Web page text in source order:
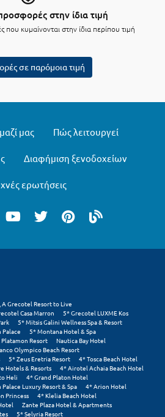
στην ίδια τιμή
κυμαίνονται στην ίδια περίπου τιμή
σε παρόμοια τιμή
μας Πώς λειτουργεί
Διαφήμιση ξενοδοχείων
ερωτήσεις
Grecotel Resort to Live
Casa Marron
5* Grecotel LUXME Kos
5* Mitsis Galini Wellness Spa & Resort
5* Montana Hotel & Spa
Resort
Nautica Bay Hotel
Olympico Beach Resort
5* Zeus Eretria Resort
4* Tosca Beach Hotel
Hotels & Resorts
4* Airotel Achaia Beach Hotel
Heli
4* Grand Platon Hotel
Luxury Resort & Spa
4* Arion Hotel
Princess
4* Klelia Beach Hotel
Zante Plaza Hotel & Apartments
5* Selyria Resort